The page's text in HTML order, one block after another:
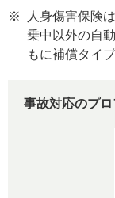
※
人身傷害保険
乗中以外の自
もに補償タイ
事故対応のプ